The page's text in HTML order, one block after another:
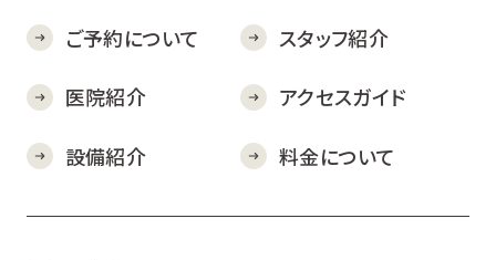
ご予約について
医院紹介
設備紹介
スタッフ紹介
アクセスガイド
料金について